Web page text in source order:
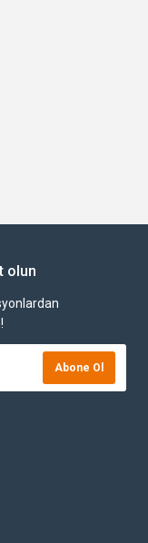
olun
Abone Ol